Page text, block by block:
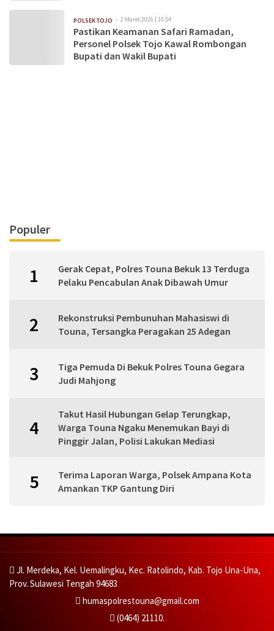
POLSEK TOJO 2 Maret 2026 | 10:54
Pastikan Keamanan Safari Ramadan,
Personel Polsek Tojo Kawal Rombongan
Bupati dan Wakil Bupati
Populer
1
Gerak Cepat, Polres Touna Bekuk 13 Terduga
Pelaku Pencabulan Anak Dibawah Umur
2
Rekonstruksi Pembunuhan Mahasiswi di
Touna, Tersangka Peragakan 25 Adegan
3
Tiga Pemuda Di Bekuk Polres Touna Gegara
Judi Mahjong
4
Takut Hasil Hubungan Gelap Terungkap,
Warga Touna Ngaku Menemukan Bayi di
Pinggir Jalan, Polisi Lakukan Mediasi
5
Terima Laporan Warga, Polsek Ampana Kota
Amankan TKP Gantung Diri
Jl. Merdeka, Kel. Uemalingku, Kec. Ratolindo, Kab. Tojo Una-Una,
Prov. Sulawesi Tengah 94683
humaspolrestouna@gmail.com
(0464) 21110.